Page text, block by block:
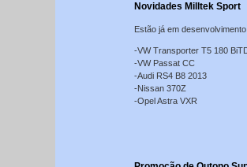
Novidades Milltek Sport
Estão já em
-VW Transporter T5 180
-VW Passat CC
-Audi RS4 B8 2013
-Nissan 370Z
-Opel Astra VXR